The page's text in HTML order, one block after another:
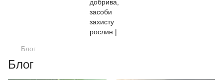
Блог
Блог